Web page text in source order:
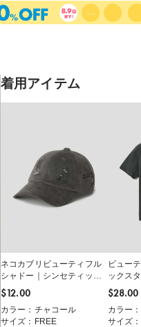
着用アイテム
ネコカブリビューティフル
シャドー｜シンセティック
スエードキャップ
$‌12.00
カラー：チャコール
サイズ：FREE
ビュー
ックス
$‌28.00
カラー
サイズ：